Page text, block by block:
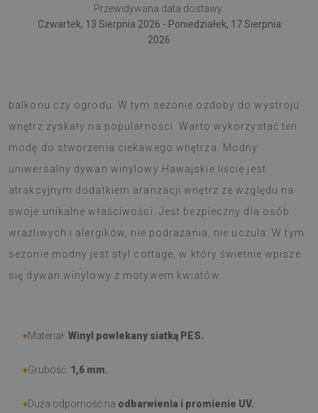
Przewidywana data dostawy:
Czwartek, 13 Sierpnia 2026 - Poniedziałek, 17 Sierpnia
2026
balkonu czy ogrodu. W tym sezonie ozdoby do wystroju
wnętrz zyskały na popularności. Warto wykorzystać ten
modę do stworzenia ciekawego wnętrza. Modny
uniwersalny dywan winylowy Hawajskie liście jest
atrakcyjnym dodatkiem aranżacji wnętrz ze względu na
swoje unikalne właściwości. Jest bezpieczny dla osób
wrażliwych i alergików, nie podrażania, nie uczula. W tym
sezonie modny jest styl cottage, w który świetnie wpisze
się dywan winylowy z motywem kwiatów.
♦Materiał: Winyl powlekany siatką PES.
♦Grubość: 1,6 mm.
♦Duża odporność na odbarwienia i promienie UV.